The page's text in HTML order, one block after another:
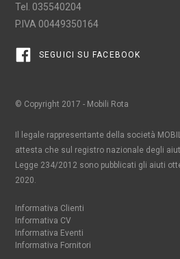
Tel. 035540204
P.IVA 00449350164
SEGUICI SU FACEBOOK
© Copyright 2017 - Mobili Rota
Il legale rappresentante della società
attesta che sul registro nazionale degli
Legge 234/2012 sono pubblicati gli aiuti
2020.
Informativa Clienti
Informativa CV
Informativa Eventi
Informativa Fornitori